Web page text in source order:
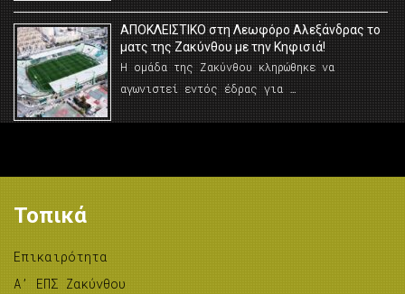
AΠΟΚΛΕΙΣΤΙΚΟ στη Λεωφόρο Αλεξάνδρας το
ματς της Ζακύνθου με την Κηφισιά!
Η ομάδα της Ζακύνθου κληρώθηκε να
αγωνιστεί εντός έδρας για …
Τοπικά
Επικαιρότητα
A’ ΕΠΣ Ζακύνθου